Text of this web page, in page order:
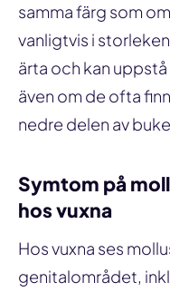
samma färg som
vanligtvis i
ärta och kan
även om de ofta
nedre delen av
Symtom på
hos vuxna
Hos vuxna ses
genitalområdet,